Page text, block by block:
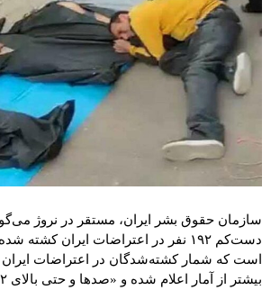
سازمان حقوق بشر ایران، مستقر در نروژ
دست‌کم ۱۹۲ نفر در اعتراضات ایران کشته
است که شمار کشته‌شدگان در اعتراضات ایران
بیشتر از آمار اعلام شده و «صدها و حتی بالای ۲ هزار نفر» باشد.